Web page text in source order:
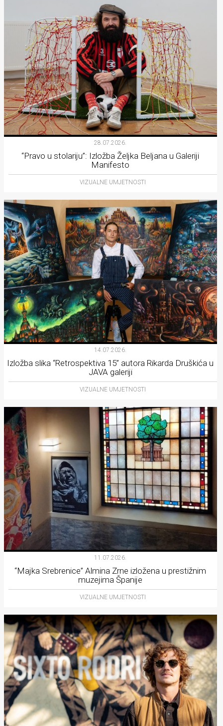
28.07.2026.
“Pravo u stolariju”: Izložba Željka Beljana u Galeriji
Manifesto
VIZUALNE UMJETNOSTI
14.07.2026.
Izložba slika “Retrospektiva 15” autora Rikarda Druškića u
JAVA galeriji
VIZUALNE UMJETNOSTI
11.07.2026.
“Majka Srebrenice” Almina Zrne izložena u prestižnim
muzejima Španije
VIZUALNE UMJETNOSTI